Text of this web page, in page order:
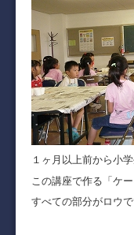
１ヶ月以上前から小
この講座で作る「ケ
すべての部分がロウ